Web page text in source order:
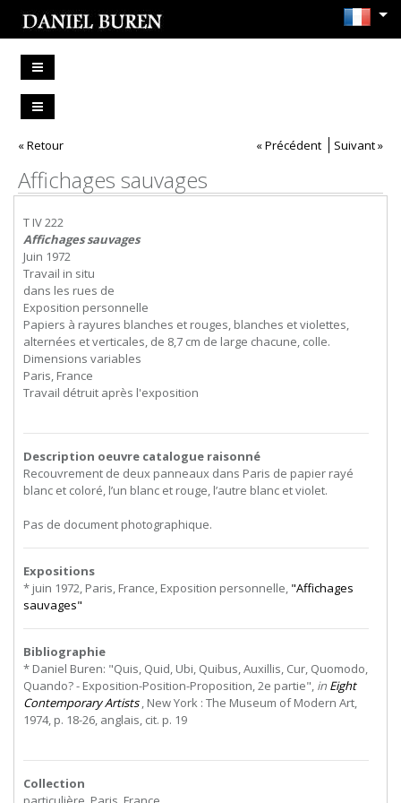
« Retour « Précédent Suivant »
Affichages sauvages
T IV 222
Affichages sauvages
Juin 1972
Travail in situ
dans les rues de
Exposition personnelle
Papiers à rayures blanches et rouges, blanches et violettes,
alternées et verticales, de 8,7 cm de large chacune, colle.
Dimensions variables
Paris, France
Travail détruit après l'exposition
Description oeuvre catalogue raisonné
Recouvrement de deux panneaux dans Paris de papier rayé
blanc et coloré, l’un blanc et rouge, l’autre blanc et violet.
Pas de document photographique.
Expositions
* juin 1972, Paris, France, Exposition personnelle, "Affichages
sauvages"
Bibliographie
* Daniel Buren: "Quis, Quid, Ubi, Quibus, Auxillis, Cur, Quomodo,
Quando? - Exposition-Position-Proposition, 2e partie", in Eight
Contemporary Artists, New York : The Museum of Modern Art,
1974, p. 18-26, anglais, cit. p. 19
Collection